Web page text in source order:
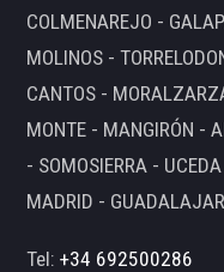
COLMENAREJO -
MOLINOS -
CANTOS -
MONTE - MANGIRÓN -
- SOMOSIERRA -
MADRID -
Tel:+34 692500286